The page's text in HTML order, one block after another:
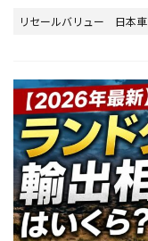
リセールバリュー 日本車